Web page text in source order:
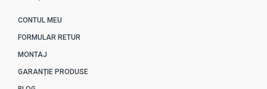
CONTUL MEU
FORMULAR RETUR
MONTAJ
GARANȚIE PRODUSE